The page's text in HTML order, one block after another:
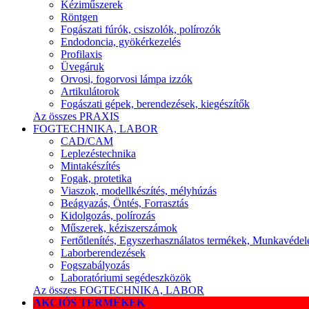
Kéziműszerek
Röntgen
Fogászati fúrók, csiszolók, polírozók
Endodoncia, gyökérkezelés
Profilaxis
Üvegáruk
Orvosi, fogorvosi lámpa izzók
Artikulátorok
Fogászati gépek, berendezések, kiegészítők
Az összes PRAXIS
FOGTECHNIKA, LABOR
CAD/CAM
Leplezéstechnika
Mintakészítés
Fogak, protetika
Viaszok, modellkészítés, mélyhúzás
Beágyazás, Öntés, Forrasztás
Kidolgozás, polírozás
Műszerek, kéziszerszámok
Fertőtlenítés, Egyszerhasználatos termékek,
Laborberendezések
Fogszabályozás
Laboratóriumi segédeszközök
Az összes FOGTECHNIKA, LABOR
AKCIÓS TERMÉKEK